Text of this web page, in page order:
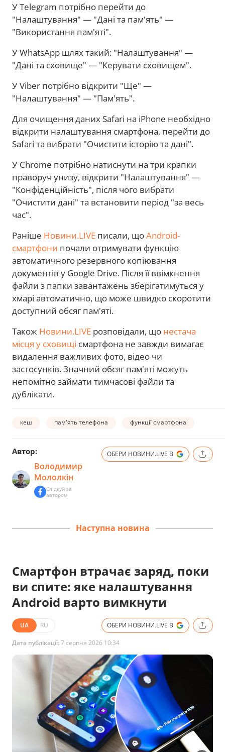
У Telegram потрібно перейти до
"Налаштування" — "Дані та пам'ять" —
"Використання пам'яті".
У WhatsApp шлях такий: "Налаштування" —
"Дані та сховище" — "Керувати сховищем".
У Viber потрібно відкрити "Ще" —
"Налаштування" — "Пам'ять".
Для очищення даних Safari на iPhone необхідно
відкрити налаштування смартфона, перейти до
Safari та вибрати "Очистити історію та дані".
У Chrome потрібно натиснути на три крапки
праворуч унизу, відкрити "Налаштування" —
"Конфіденційність", після чого вибрати
"Очистити дані" та встановити період "за весь
час".
Раніше Новини.LIVE писали, щоAndroid-
смартфони почали отримувати функцію
автоматичного резервного копіювання
документів у Google Drive. Після її ввімкнення
файли з папки завантажень зберігатимуться у
хмарі автоматично, що може швидко скоротити
доступний обсяг пам'яті.
Також Новини.LIVE розповідали, що нестача
місця у сховищі смартфона не завжди вимагає
видалення важливих фото, відео чи
застосунків. Значний обсяг пам'яті можуть
непомітно займати тимчасові файли та
дублікати.
кеш пам'ять телефона функції смартфона
Автор:
Володимир
Мололкін
Слідкуй за
автором
ОБЕРИ НОВИНИ.LIVE В
Наступна новина
Смартфон втрачає заряд, поки
ви спите: яке налаштування
Android варто вимкнути
UA RU ОБЕРИ НОВИНИ.LIVE В
Дата публікації:7 серпня 2026 10:34